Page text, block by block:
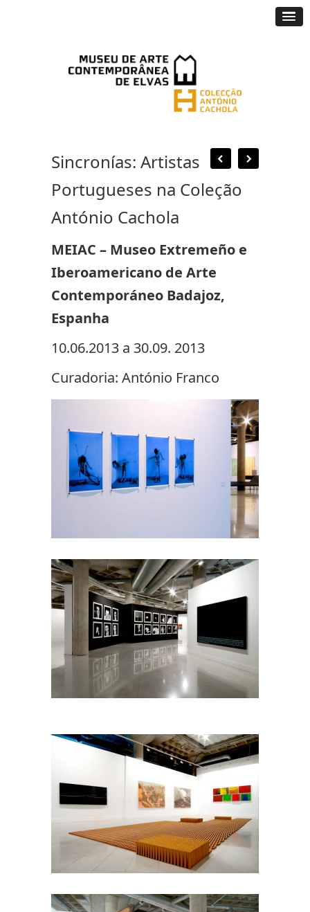
Sincronías: Artistas
Portugueses na Coleção
António Cachola
MEIAC – Museo Extremeño e
Iberoamericano de Arte
Contemporáneo Badajoz,
Espanha
10.06.2013 a 30.09. 2013
Curadoria: António Franco